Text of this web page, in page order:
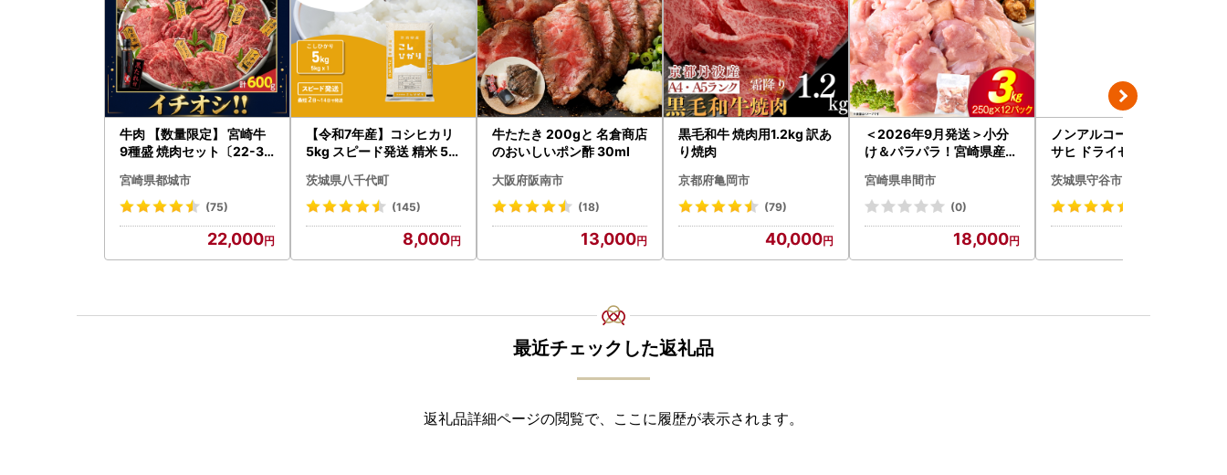
牛肉 【数量限定】 宮崎牛
9種盛 焼肉セット〔22-31
シ!! 牛肉
宮崎県都城市
(75)
22,000
【令和7年産】コシヒカリ
5kg スピード発送 精米 5k
町
茨城県八千代町
(145)
8,000
牛たたき 200gと 名倉商店
のおいしいポン酢 30ml
大阪府阪南市
(18)
13,000
黒毛和牛 焼肉用1.2kg 訳あ
り焼肉
京都府亀岡市
(79)
40,000
＜2026年9月発送＞小分
け＆パラパラ！宮崎県産鶏
-009-2609
宮崎県串間市
(0)
18,000
ノンアルコールビール ア
サヒ ドライゼロ 350ml 24
守谷市
茨城県守谷市
最近チェックした返礼品
返礼品詳細ページの閲覧で、ここに履歴が表示されます。